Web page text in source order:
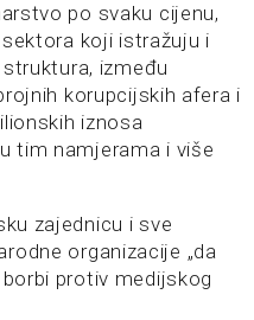
po svaku cijenu,
koji istražuju i
između
korupcijskih afera i
iznosa
tim namjerama i više
zajednicu i sve
organizacije „da
protiv medijskog